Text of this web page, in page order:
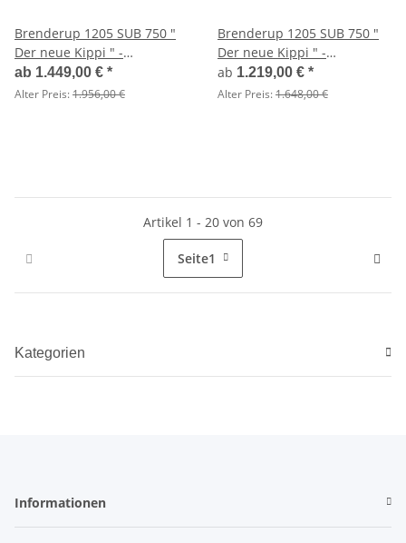
Brenderup 1205 SUB 750 "
Der neue Kippi " -
ABKLAPPBARE ZUGDEICHSEL
/ VERTIKAL ABSTELLEN mit
ab 1.449,00 € *
Alter Preis:1.956,00 €
Brenderup 1205 SUB 750 "
Der neue Kippi " -
ABKLAPPBARE ZUGDEICHSEL
/ VERTIKAL ABSTELLEN mit
ab 1.219,00 € *
Alter Preis:1.648,00 €
Artikel 1 - 20 von 69
Seite1
Kategorien
Informationen